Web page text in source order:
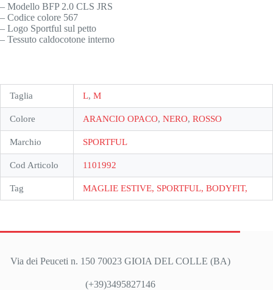
– Modello BFP 2.0 CLS JRS
– Codice colore 567
– Logo Sportful sul petto
– Tessuto caldocotone interno
Taglia L, M
Colore ARANCIO OPACO, NERO, ROSSO
Marchio SPORTFUL
Cod Articolo 1101992
Tag MAGLIE ESTIVE, SPORTFUL, BODYFIT,
Via dei Peuceti n. 150 70023 GIOIA DEL COLLE (BA)
(+39)3495827146